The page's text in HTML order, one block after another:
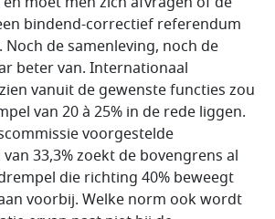
bindend-correctief referendum
de samenleving, noch de
beter van. Internationaal
vanuit de gewenste functies zou
van 20 à 25% in de rede liggen.
voorgestelde
33,3% zoekt de bovengrens al
die richting 40% beweegt
voorbij. Welke norm ook wordt